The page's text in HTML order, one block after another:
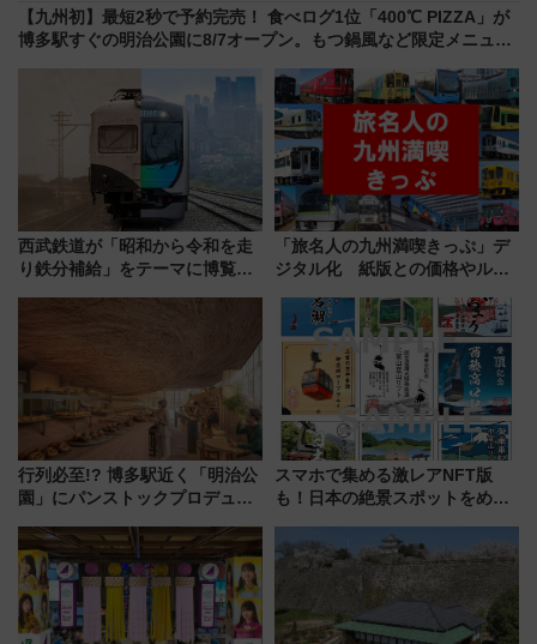
【九州初】最短2秒で予約完売！ 食べログ1位「400℃ PIZZA」が
博多駅すぐの明治公園に8/7オープン。もつ鍋風など限定メニュー
西武鉄道が「昭和から令和を走
り鉄分補給」をテーマに博覧会
を解説
「旅名人の九州満喫きっぷ」デ
ジタル化 紙版との価格やルー
行列必至!? 博多駅近く「明治公
園」にパンストックプロデュー
オープン 秋からはビストロ営業
も！
スマホで集める激レアNFT版
も！日本の絶景スポットをめぐ
ん)」企画がスタート